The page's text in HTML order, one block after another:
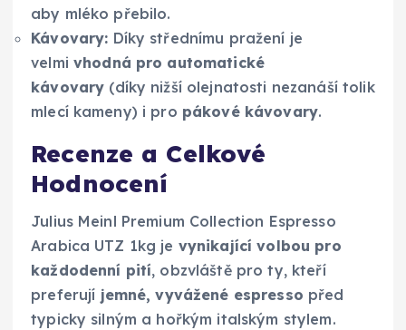
aby mléko přebilo.
Kávovary: Díky střednímu pražení je
velmi vhodná pro automatické
kávovary (díky nižší olejnatosti nezanáší tolik
mlecí kameny) i pro pákové kávovary.
Recenze a Celkové
Hodnocení
Julius Meinl Premium Collection Espresso
Arabica UTZ 1kg je vynikající volbou pro
každodenní pití, obzvláště pro ty, kteří
preferují jemné, vyvážené espresso před
typicky silným a hořkým italským stylem.